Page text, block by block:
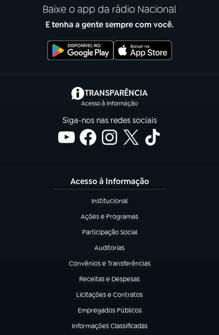
Baixe o app da rádio Nacional
E tenha a gente sempre com você.
TRANSPARÊNCIA
Acesso à Informação
(abre em nova aba)
Siga-nos nas redes sociais
Acesso à Informação
Institucional
(abre em nova aba)
Ações e Programas
(abre em nova aba)
Participação Social
(abre em nova aba)
Auditorias
(abre em nova aba)
Convênios e Transferências
(abre em nova aba)
Receitas e Despesas
(abre em nova aba)
Licitações e Contratos
(abre em nova aba)
Empregados Públicos
(abre em nova aba)
Informações Classificadas
(abre em nova aba)